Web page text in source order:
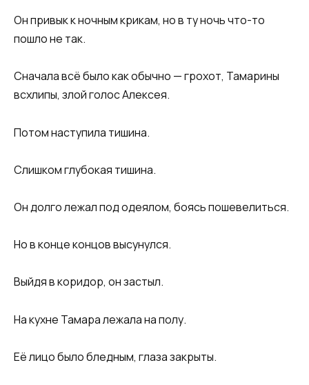
Он привык к ночным крикам, но в ту ночь что-то
пошло не так.
Сначала всё было как обычно — грохот, Тамарины
всхлипы, злой голос Алексея.
Потом наступила тишина.
Слишком глубокая тишина.
Он долго лежал под одеялом, боясь пошевелиться.
Но в конце концов высунулся.
Выйдя в коридор, он застыл.
На кухне Тамара лежала на полу.
Её лицо было бледным, глаза закрыты.